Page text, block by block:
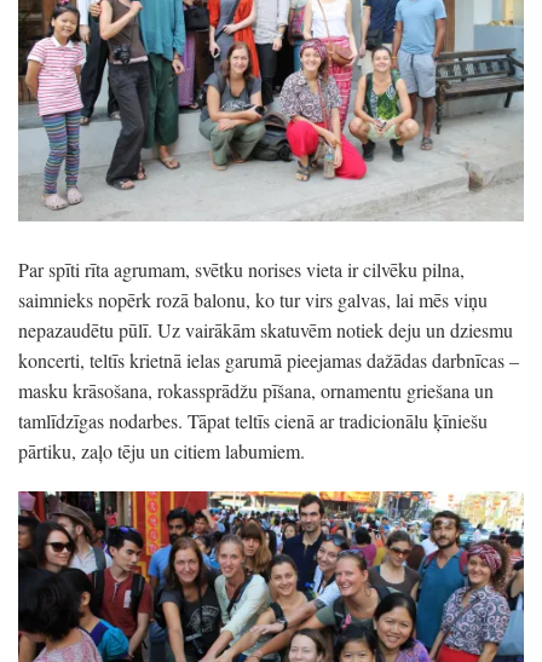
Par spīti rīta agrumam, svētku norises vieta ir cilvēku pilna,
saimnieks nopērk rozā balonu, ko tur virs galvas, lai mēs viņu
nepazaudētu pūlī. Uz vairākām skatuvēm notiek deju un dziesmu
koncerti, teltīs krietnā ielas garumā pieejamas dažādas darbnīcas –
masku krāsošana, rokassprādžu pīšana, ornamentu griešana un
tamlīdzīgas nodarbes. Tāpat teltīs cienā ar tradicionālu ķīniešu
pārtiku, zaļo tēju un citiem labumiem.